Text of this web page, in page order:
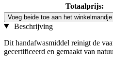
Totaalprijs:
Voeg beide toe aan het winkelmandje
Beschrijving
Dit handafwasmiddel reinigt de
gecertificeerd en gemaakt van